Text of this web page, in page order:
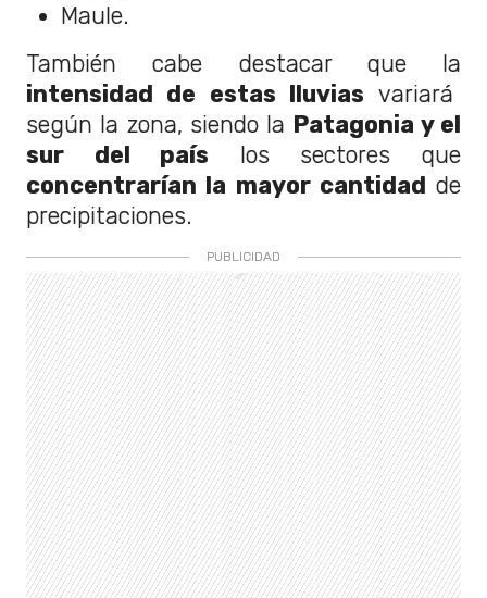
Maule.
También cabe destacar que la
intensidad de estas lluvias variará
según la zona, siendo la Patagonia y el
sur del país los sectores que
concentrarían la mayor cantidad de
precipitaciones.